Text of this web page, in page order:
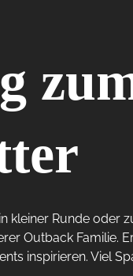
kleiner Runde oder
Outback Familie.
inspirieren. Viel